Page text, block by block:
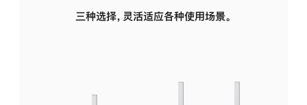
三种选择，灵活适应各种使用场景。